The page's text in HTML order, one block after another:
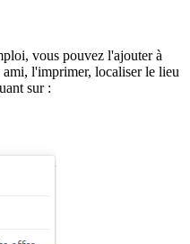
vous pouvez l'ajouter à
l'imprimer, localiser le lieu
sur :